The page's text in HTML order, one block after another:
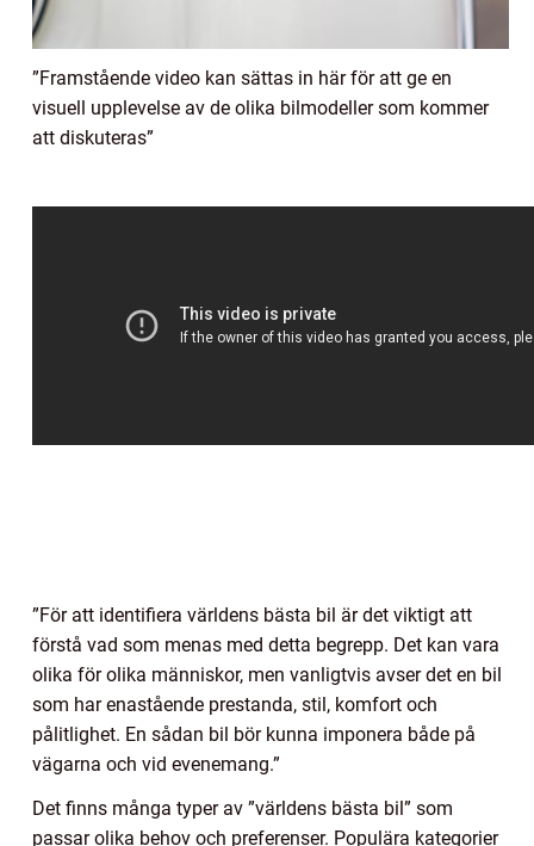
”Framstående video kan sättas in här för att ge en
visuell upplevelse av de olika bilmodeller som kommer
att diskuteras”
”För att identifiera världens bästa bil är det viktigt att
förstå vad som menas med detta begrepp. Det kan vara
olika för olika människor, men vanligtvis avser det en bil
som har enastående prestanda, stil, komfort och
pålitlighet. En sådan bil bör kunna imponera både på
vägarna och vid evenemang.”
Det finns många typer av ”världens bästa bil” som
passar olika behov och preferenser. Populära kategorier